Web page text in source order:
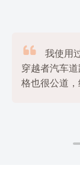

我使用
穿越者汽车
格也很公道，